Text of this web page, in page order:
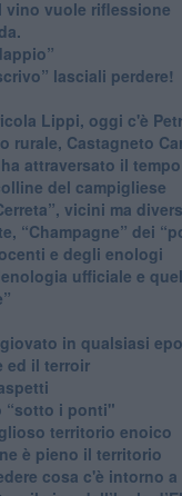
vino vuole riflessione
lasciali perdere!
Lippi, oggi c'è
rurale, Castagneto
attraversato il tempo
del campigliese
vicini ma
“Champagne” dei
e degli enologi
ufficiale e
in qualsiasi
ed il terroir
“sotto i ponti"
territorio enoico
è pieno il territorio
cosa c'è intorno